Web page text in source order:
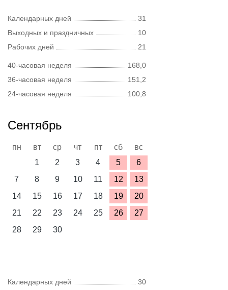
Календарных дней
31
Выходных и праздничных
10
Рабочих дней
21
40-часовая неделя
168,0
36-часовая неделя
151,2
24-часовая неделя
100,8
Сентябрь
пн вт ср чт пт сб
вс
1
2 3 4 5
6
7
8 9 10 11 12
13
14
15 16 17 18 19
20
21
22 23 24 25 26
27
28
29 30
Календарных дней
30